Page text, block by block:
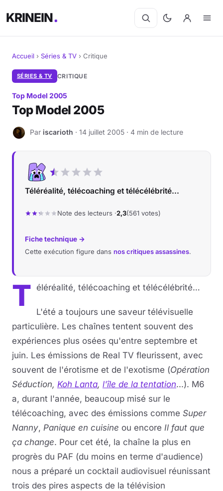
KRINEIN
Cinéma
Séries
Livres
Jeux vidéo
Musique
Sortir
Sciences & Tech
Forum
Accueil › Séries & TV › Critique
SÉRIES & TV CRITIQUE
Top Model 2005
Top Model 2005
I Par iscarioth · 14 juillet 2005 · 4 min de lecture
Téléréalité, télécoaching et télécélébrité...
Note des lecteurs ·2,3(561 votes)
Fiche technique →
Cette exécution figure dans nos critiques assassines.
T éléréalité, télécoaching et télécélébrité…
L'été a toujours une saveur télévisuelle
particulière. Les chaînes tentent souvent des
expériences plus osées qu'entre septembre et
juin. Les émissions de Real TV fleurissent, avec
souvent de l'érotisme et de l'exotisme (Opération
Séduction, Koh Lanta, l'île de la tentation...). M6
a, durant l'année, beaucoup misé sur le
télécoaching, avec des émissions comme Super
Nanny, Panique en cuisine ou encore Il faut que
ça change. Pour cet été, la chaîne la plus en
progrès du PAF (du moins en terme d'audience)
nous a préparé un cocktail audiovisuel réunissant
trois des pires aspects de la télévision